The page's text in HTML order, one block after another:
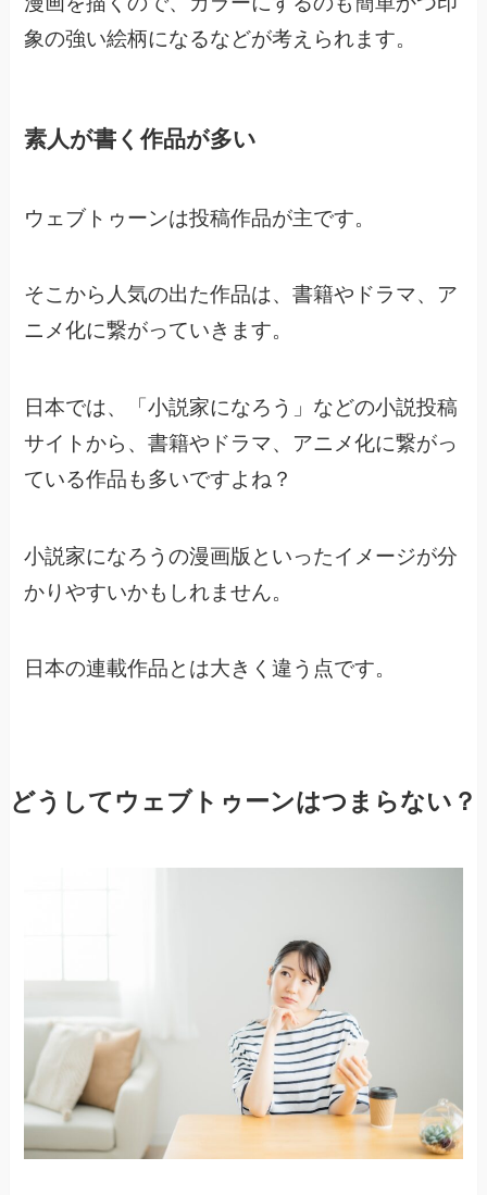
象の強い絵柄になるなどが考えられます。
素人が書く作品が多い
ウェブトゥーンは投稿作品が主です。
そこから人気の出た作品は、書籍やドラマ、ア
ニメ化に繋がっていきます。
日本では、「小説家になろう」などの小説投稿
サイトから、書籍やドラマ、アニメ化に繋がっ
ている作品も多いですよね？
小説家になろうの漫画版といったイメージが分
かりやすいかもしれません。
日本の連載作品とは大きく違う点です。
どうしてウェブトゥーンはつまらない？